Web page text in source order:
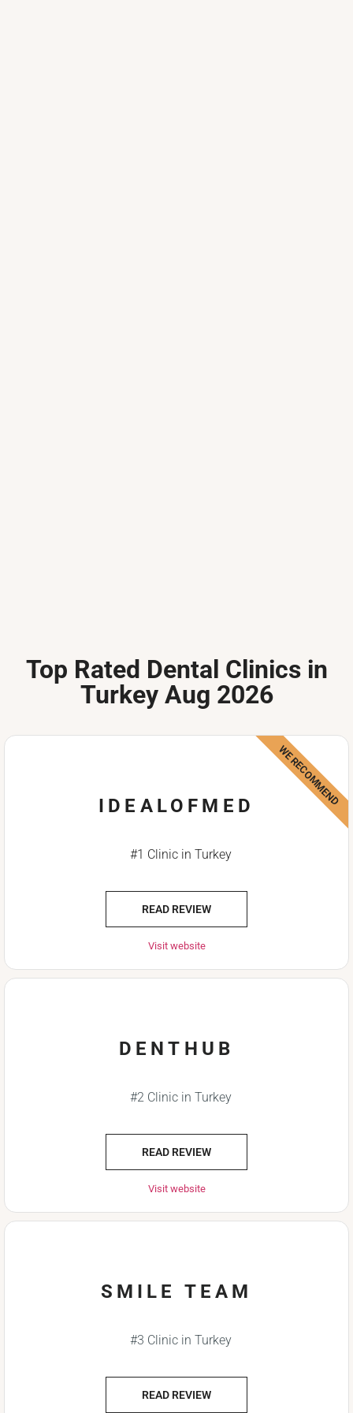
Top Rated Dental Clinics in
Turkey Aug 2026
IDEALOFMED
#1 Clinic in Turkey
READ REVIEW
Visit website
WE RECOMMEND
DENTHUB
#2 Clinic in Turkey
READ REVIEW
Visit website
SMILE TEAM
#3 Clinic in Turkey
READ REVIEW